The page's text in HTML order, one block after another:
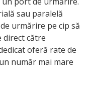
sau paralelă
urmărire pe cip să
către
oferă rate de
număr mai mare